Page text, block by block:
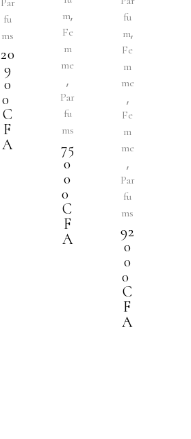
Par
fu
ms
20
9
0
0
C
F
A
m,
Fe
m
me
,
Par
fu
ms
75
0
0
0
C
F
A
fu
m,
Fe
m
me
,
Fe
m
me
,
Par
fu
ms
92
0
0
0
C
F
A